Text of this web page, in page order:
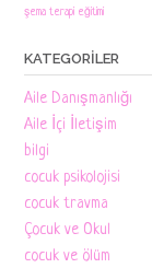
şema terapi eğitimi
KATEGORILER
Aile Danışmanlığı
Aile İçi İletişim
bilgi
cocuk psikolojisi
cocuk travma
Çocuk ve Okul
cocuk ve ölüm